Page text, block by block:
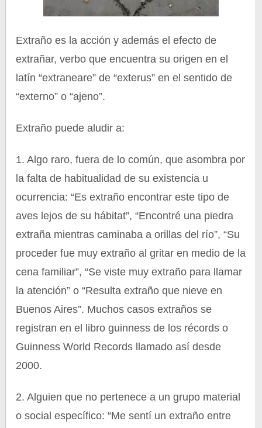
Extraño es la acción y además el efecto de
extrañar, verbo que encuentra su origen en el
latín “extraneare” de “exterus” en el sentido de
“externo” o “ajeno”.
Extraño puede aludir a:
1. Algo raro, fuera de lo común, que asombra por
la falta de habitualidad de su existencia u
ocurrencia: “Es extraño encontrar este tipo de
aves lejos de su hábitat”, “Encontré una piedra
extraña mientras caminaba a orillas del río”, “Su
proceder fue muy extraño al gritar en medio de la
cena familiar”, “Se viste muy extraño para llamar
la atención” o “Resulta extraño que nieve en
Buenos Aires”. Muchos casos extraños se
registran en el libro guinness de los récords o
Guinness World Records llamado así desde
2000.
2. Alguien que no pertenece a un grupo material
o social específico: “Me sentí un extraño entre